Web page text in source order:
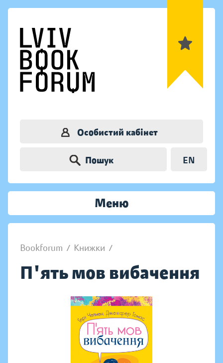
Особистий кабінет
Пошук EN
Меню
Bookforum / Книжки /
П'ять мов вибачення